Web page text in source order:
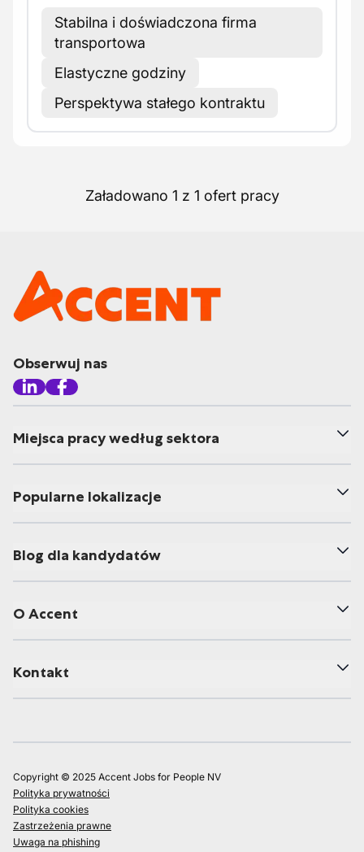
Stabilna i doświadczona firma
transportowa
Elastyczne godziny
Perspektywa stałego kontraktu
Załadowano 1 z 1 ofert pracy
Obserwuj nas
Miejsca pracy według sektora
Popularne lokalizacje
Blog dla kandydatów
O Accent
Kontakt
Copyright © 2025 Accent Jobs for People NV
Polityka prywatności
Polityka cookies
Zastrzeżenia prawne
Uwaga na phishing